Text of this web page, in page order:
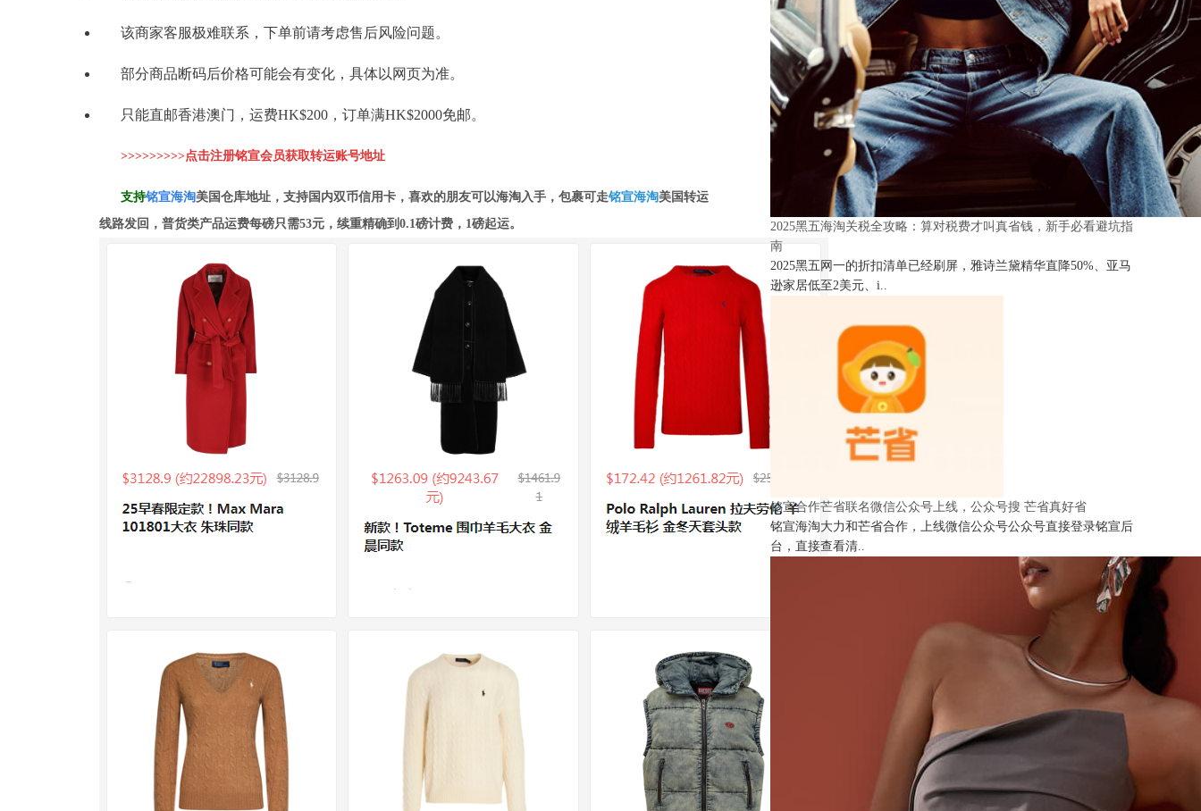
该商家客服极难联系，下单前请考虑售后风险问题。
部分商品断码后价格可能会有变化，具体以网页为准。
只能直邮香港澳门，运费HK$200，订单满HK$2000免邮。
>>>>>>>>>点击注册铭宣会员获取转运账号地址
支持铭宣海淘美国仓库地址，支持国内双币信用卡，喜欢的朋友可以海淘入手，包裹可走铭宣海淘美国转运
线路发回，普货类产品运费每磅只需53元，续重精确到0.1磅计费， 1磅起运。
2025黑五海淘关税全攻略：算对税费才叫真省钱，新手必看避坑指
南
2025黑五网一的折扣清单已经刷屏，雅诗兰黛精华直降50%、亚马
逊家居低至2美元、i..
铭宣合作芒省联名微信公众号上线，公众号搜 芒省真好省
铭宣海淘大力和芒省合作，上线微信公众号公众号直接登录铭宣后
台，直接查看清..